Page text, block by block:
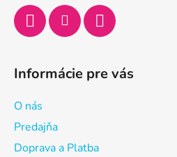
Informácie pre vás
O nás
Predajňa
Doprava a Platba